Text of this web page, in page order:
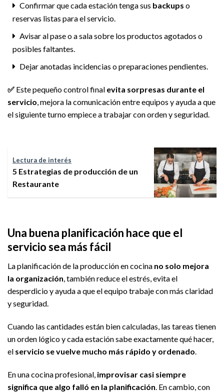
Confirmar que cada estación tenga sus backups o
reservas listas para el servicio.
Avisar al pase o a sala sobre los productos agotados o
posibles faltantes.
Dejar anotadas incidencias o preparaciones pendientes.
✅ Este pequeño control final evita sorpresas durante el
servicio, mejora la comunicación entre equipos y ayuda a que
el siguiente turno empiece a trabajar con orden y seguridad.
Lectura de interés
5 Estrategias de producción de un
Restaurante
Una buena planificación hace que el
servicio sea más fácil
La planificación de la producción en cocina no solo mejora
la organización, también reduce el estrés, evita el
desperdicio y ayuda a que el equipo trabaje con más claridad
y seguridad.
Cuando las cantidades están bien calculadas, las tareas tienen
un orden lógico y cada estación sabe exactamente qué hacer,
el servicio se vuelve mucho más rápido y ordenado.
En una cocina profesional, improvisar casi siempre
significa que algo falló en la planificación . En cambio, con